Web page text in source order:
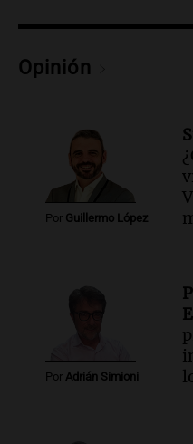
Episodios
Audio.Mateo, a
contra el
para poder
Estiman
de julio será
en CABA
Una mañana para
Episodios
Opinión
Por Guillermo López
Por Adrián Simioni